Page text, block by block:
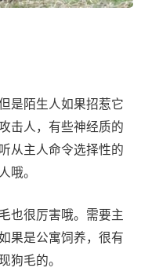
是陌生人如果招惹它
击人，有些神经质的
从主人命令选择性的
哦。
也很厉害哦。需要主
果是公寓饲养，很有
狗毛的。